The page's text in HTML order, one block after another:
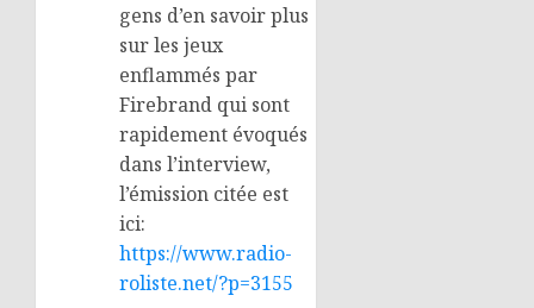
gens d’en savoir plus
sur les jeux
enflammés par
Firebrand qui sont
rapidement évoqués
dans l’interview,
l’émission citée est
ici:
https://www.radio-
roliste.net/?p=3155